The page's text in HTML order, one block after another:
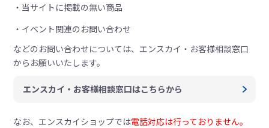
当サイトに掲載の無い商品
イベント関連のお問い合わせ
などのお問い合わせについては、エンスカイ・お客様相談窓口
からお願いいたします。
エンスカイ・お客様相談窓口はこちらから
なお、エンスカイショップでは電話対応は行っておりません。